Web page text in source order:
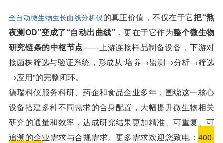
全自动微生物生长曲线分析仪的真正价值，不仅在于它把“熬
夜测OD”变成了“自动出曲线” ，更在于它作为整个微生物
研究链条的中枢节点——上游连接样品制备设备，下游对
接菌株筛选与验证系统，形成从“培养→监测→分析→筛选
→应用”的完整闭环。
德瑞科仪服务科研、药企和食品企业多年，围绕这一核心
设备搭建多种不同需求的合身配置，大幅提升微生物相关
研究的通量和效率，达成研究结果更加精准、可重复、可
追溯的企业需求与合规需求。更多需求欢迎您致电：400-